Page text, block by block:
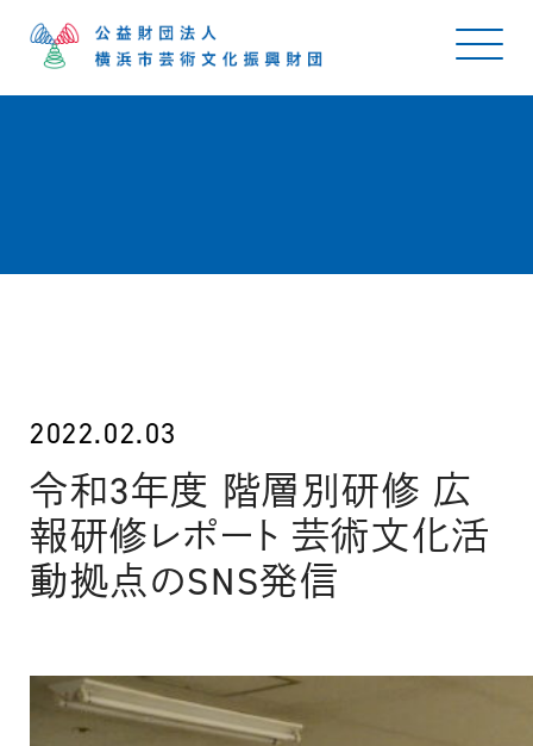
2022.02.03
令和3年度 階層別研修 広
報研修レポート 芸術文化活
動拠点のSNS発信